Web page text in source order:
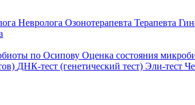
Невролога Озонотерапевта Терапевта
по Осипову Оценка состояния
ДНК-тест (генетический тест) Эли-тест